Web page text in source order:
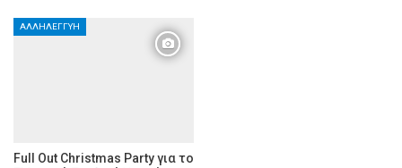
ΑΛΛΗΛΕΓΓΎΗ
Full Out Christmas Party για το